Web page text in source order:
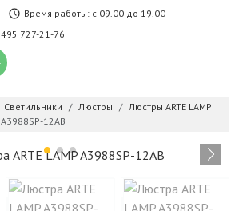
Время работы: с 09.00 до 19.00
495 727-21-76
Светильники Люстры
Люстры ARTE LAMP
12AB